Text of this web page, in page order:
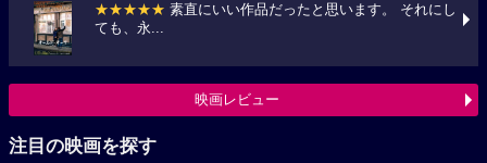
★★★★★ 素直にいい作品だったと思います。 それにし
ても、永...
映画レビュー
注目の映画を探す